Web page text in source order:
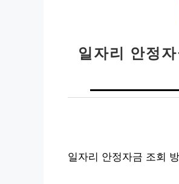
일자리 안정
일자리 안정자금 조회